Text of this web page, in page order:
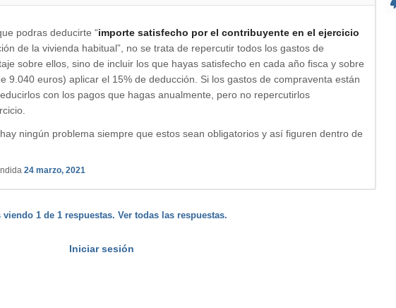
podras deducirte “importe satisfecho por el contribuyente en el ejercicio
de la vivienda habitual”, no se trata de repercutir todos los gastos de
sobre ellos, sino de incluir los que hayas satisfecho en cada año fisca y sobre
9.040 euros) aplicar el 15% de deducción. Si los gastos de compraventa están
con los pagos que hagas anualmente, pero no repercutirlos
ningún problema siempre que estos sean obligatorios y así figuren dentro de
24 marzo, 2021
viendo 1 de 1 respuestas. Ver todas las respuestas.
Iniciar sesión